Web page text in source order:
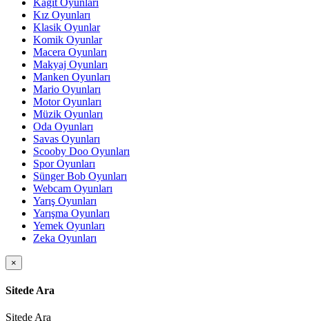
Kız Oyunları
Klasik Oyunlar
Komik Oyunlar
Macera Oyunları
Makyaj Oyunları
Manken Oyunları
Mario Oyunları
Motor Oyunları
Müzik Oyunları
Oda Oyunları
Savas Oyunları
Scooby Doo Oyunları
Spor Oyunları
Sünger Bob Oyunları
Webcam Oyunları
Yarış Oyunları
Yarışma Oyunları
Yemek Oyunları
Zeka Oyunları
×
Sitede Ara
Sitede Ara